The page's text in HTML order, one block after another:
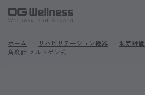
ホーム リハビリテーション機器 測定評価
角度計 メルトゲン式